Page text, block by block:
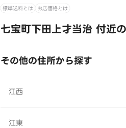
標準送料とは お店価格とは
七宝町下田上才当治 付近
その他の住所から探す
江西
江東